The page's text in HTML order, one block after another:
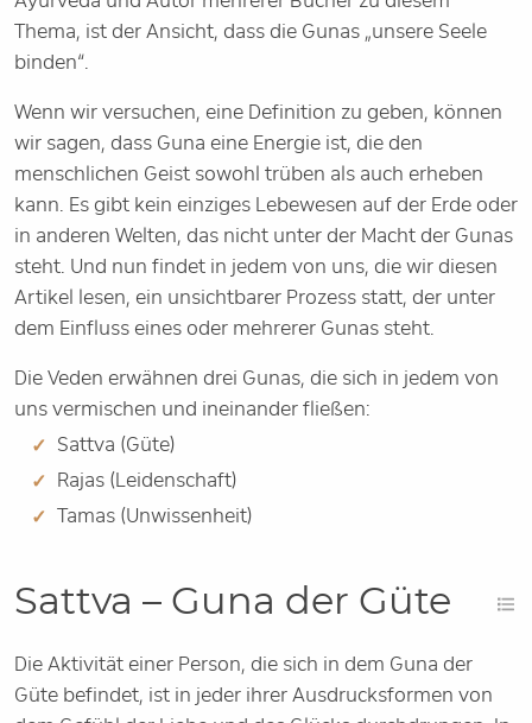
Thema, ist der Ansicht, dass die Gunas „unsere Seele
binden“.
Wenn wir versuchen, eine Definition zu geben, können
wir sagen, dass Guna eine Energie ist, die den
menschlichen Geist sowohl trüben als auch erheben
kann. Es gibt kein einziges Lebewesen auf der Erde oder
in anderen Welten, das nicht unter der Macht der Gunas
steht. Und nun findet in jedem von uns, die wir diesen
Artikel lesen, ein unsichtbarer Prozess statt, der unter
dem Einfluss eines oder mehrerer Gunas steht.
Die Veden erwähnen drei Gunas, die sich in jedem von
uns vermischen und ineinander fließen:
Sattva (Güte)
Rajas (Leidenschaft)
Tamas (Unwissenheit)
Sattva – Guna der Güte
Die Aktivität einer Person, die sich in dem Guna der
Güte befindet, ist in jeder ihrer Ausdrucksformen von